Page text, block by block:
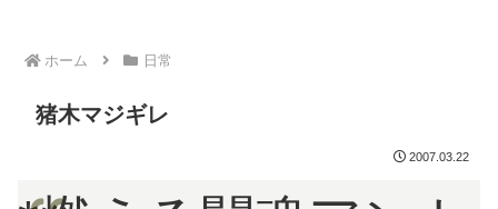
ホーム 日常
猪木マジギレ
2007.03.22